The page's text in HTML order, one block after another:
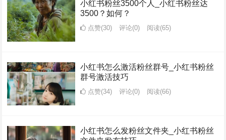
小红书粉丝3500个人_小红书粉丝达
3500？如何？
点赞(30) 评论(0) 阅读(65)
小红书怎么激活粉丝群号_小红书粉丝
群号激活技巧
点赞(34) 评论(0) 阅读(66)
小红书怎么发粉丝文件夹_小红书粉丝